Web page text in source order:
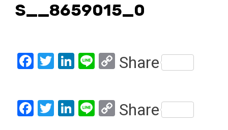
S__8659015_0
Facebook
Twitter
LinkedIn
LineCopy
Share
Facebook
Twitter
LinkedIn
LineCopy
Share